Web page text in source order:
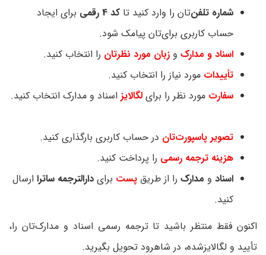
شماره تلفن‌تان را وارد کنید تا کد 4 رقمی
برای‌ ایجاد
حساب کاربری برای‌تان پیامک شود.
اسناد و مدارک و زبان مورد نظرتان را انتخاب کنید.
تأییدات مورد نیاز را انتخاب کنید.
سفارت‌ مورد نظر را برای لگالایز اسناد و مدارک انتخاب کنید.
تصویر پاسپورت‌تان در حساب کاربری بارگذاری کنید.
هزینه ترجمه رسمی را پرداخت کنید.
اسناد و مدارک‌ را از طریق پست برای دارالترجمه ساترا ارسال
کنید.
اکنون فقط منتظر باشید تا ترجمه رسمی اسناد و مدارک‌تان را،
تأیید و لگالایزشده، در شاهرود تحویل بگیرید.